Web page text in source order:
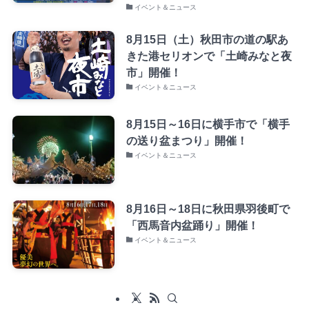
イベント＆ニュース
8月15日（土）秋田市の道の駅あ
きた港セリオンで「土崎みなと夜
市」開催！
イベント＆ニュース
8月15日～16日に横手市で「横手
の送り盆まつり」開催！
イベント＆ニュース
8月16日～18日に秋田県羽後町で
「西馬音内盆踊り」開催！
イベント＆ニュース